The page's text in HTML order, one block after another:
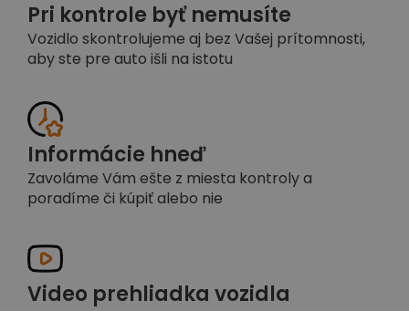
Pri kontrole byť nemusíte
Vozidlo skontrolujeme aj bez Vašej prítomnosti,
aby ste pre auto išli na istotu
Informácie hneď
Zavoláme Vám ešte z miesta kontroly a
poradíme či kúpiť alebo nie
Video prehliadka vozidla